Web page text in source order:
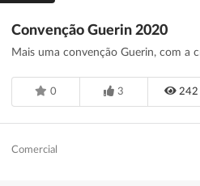
Convenção Guerin 2020
Mais uma convenção Guerin, com a
0 3 242
Comercial